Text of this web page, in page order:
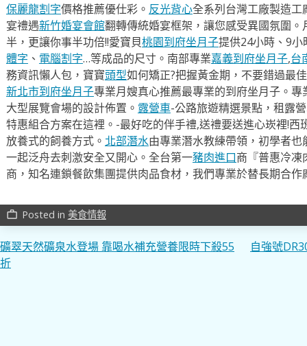
保麗龍割字價格推薦優仕彩。 反光背心全系列台灣工廠製造
宴禮遇新竹婚宴會館翻轉傳統婚宴框架，讓您感受異國氛圍。
半，更讓你事半功倍!!愛寶貝桃園到府坐月子提供24小時、9
體字 、 電腦割字…等成品的尺寸。南部專業嘉義到府坐月子,台
務資訊懶人包，寶寶頭型如何矯正?把握黃金期，不要錯過最
新北市到府坐月子專業月嫂真心推薦最專業的到府坐月子。專
大型展覽會場的設計佈置。 露營車-公路旅遊精選景點，租露
特惠組合方案在這裡。-最好吃的伴手禮,送禮要送進心崁裡!西
放養式的飼養方式。 北部潛水由專業潛水教練帶領，初學者
一起泛舟去​刺激安全又開心。全台第一豬肉進口商『普惠冷凍
商，知名連鎖餐飲集團提供肉品食材，我們專業於替長期合作
work_outline Posted in 美食情報
文
章
礦翠天然礦泉水登場 靠喝水補充營養限時下殺55
折
自強號